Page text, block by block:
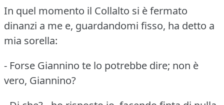
In quel momento il Collalto si è fermato
dinanzi a me e, guardandomi fisso, ha detto a
mia sorella:
- Forse Giannino te lo potrebbe dire; non è
vero, Giannino?